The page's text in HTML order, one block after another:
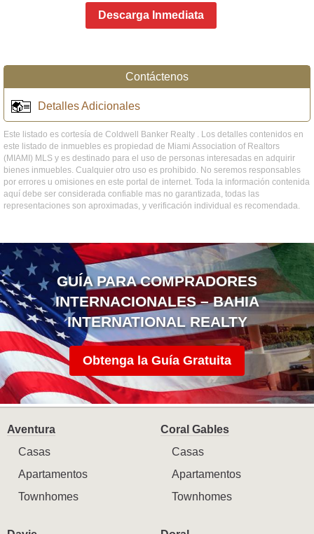
Descarga Inmediata
Contáctenos
Detalles Adicionales
Este listado es cortesía de Coldwell Banker Realty . Los detalles contenidos en
este listado de inmuebles es propiedad de Miami Association of Realtors
(MIAMI) MLS y es destinado para el uso de personas interesadas en adquirir
bienes inmuebles. Cualquier otro uso es prohibido. No seremos responsables
por errores u omisiones en este portal de internet. Toda la información contenida
aquí debe ser considerada confiable mas no garantizada, todas las
representaciones son aproximadas, y verificación individual es recomendada.
GUÍA PARA COMPRADORES
INTERNACIONALES – BAHIA
INTERNATIONAL REALTY
Obtenga la Guía Gratuita
Aventura
Casas
Apartamentos
Townhomes
Coral Gables
Casas
Apartamentos
Townhomes